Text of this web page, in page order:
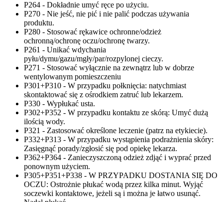
P264 - Dokładnie umyć ręce po użyciu.
P270 - Nie jeść, nie pić i nie palić podczas używania
produktu.
P280 - Stosować rękawice ochronne/odzież
ochronną/ochronę oczu/ochronę twarzy.
P261 - Unikać wdychania
pyłu/dymu/gazu/mgły/par/rozpylonej cieczy.
P271 - Stosować wyłącznie na zewnątrz lub w dobrze
wentylowanym pomieszczeniu
P301+P310 - W przypadku połknięcia: natychmiast
skontaktować się z ośrodkiem zatruć lub lekarzem.
P330 - Wypłukać usta.
P302+P352 - W przypadku kontaktu ze skórą: Umyć dużą
ilością wody.
P321 - Zastosować określone leczenie (patrz na etykiecie).
P332+P313 - W przypadku wystąpienia podrażnienia skóry:
Zasięgnąć porady/zgłosić się pod opiekę lekarza.
P362+P364 - Zanieczyszczoną odzież zdjąć i wyprać przed
ponownym użyciem.
P305+P351+P338 - W PRZYPADKU DOSTANIA SIĘ DO
OCZU: Ostrożnie płukać wodą przez kilka minut. Wyjąć
soczewki kontaktowe, jeżeli są i można je łatwo usunąć.